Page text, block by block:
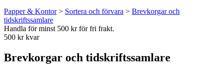
Papper & Kontor> Sortera och förvara > Brevkorgar och
tidskriftssamlare
Handla för minst 500 kr för fri frakt.
500 kr kvar
Brevkorgar och tidskriftssamlare